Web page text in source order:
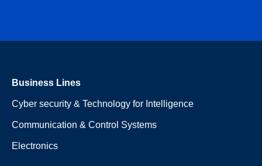
Business Lines
Cyber security & Technology for Intelligence
Communication & Control Systems
Electronics